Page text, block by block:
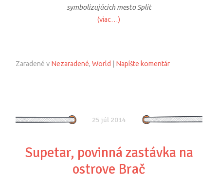
symbolizujúcich mesto Split
(viac…)
Zaradené v Nezaradené,World Napíšte komentár
25 júl 2014
Supetar, povinná zastávka na
ostrove Brač